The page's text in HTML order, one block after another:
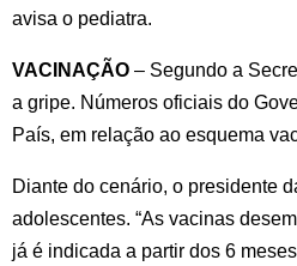
avisa o pediatra.
VACINAÇÃO – Segundo a
a gripe. Números oficiais do
País, em relação ao esquema
Diante do cenário, o presidente
adolescentes. “As vacinas
já é indicada a partir dos 6